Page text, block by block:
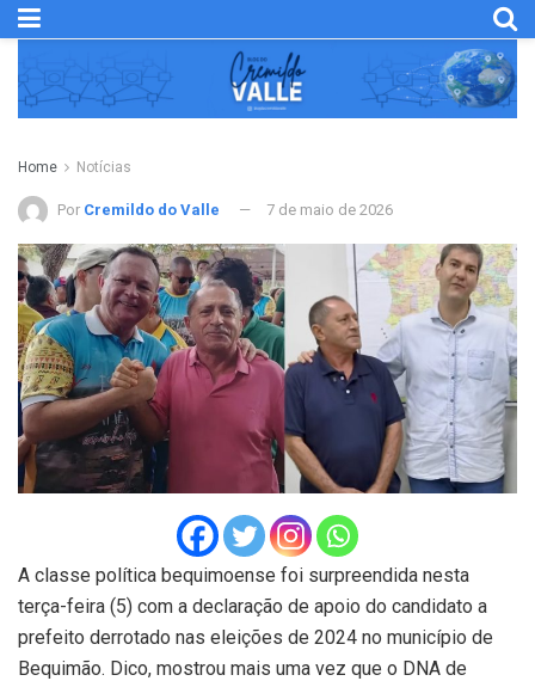
Home Notícias
Por Cremildo do Valle 7 de maio de 2026
A classe política bequimoense foi surpreendida nesta
terça-feira (5) com a declaração de apoio do candidato a
prefeito derrotado nas eleições de 2024 no município de
Bequimão. Dico, mostrou mais uma vez que o DNA de